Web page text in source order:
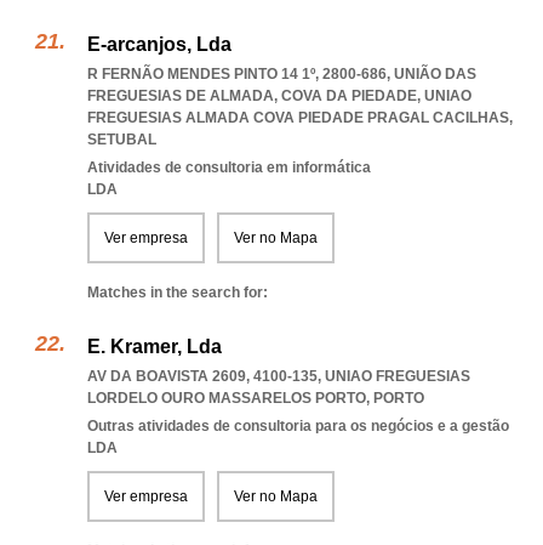
E-arcanjos, Lda
R FERNÃO MENDES PINTO 14 1º, 2800-686, UNIÃO DAS
FREGUESIAS DE ALMADA, COVA DA PIEDADE, UNIAO
FREGUESIAS ALMADA COVA PIEDADE PRAGAL CACILHAS,
SETUBAL
Atividades de consultoria em informática
LDA
Ver empresa Ver no Mapa
Matches in the search for:
E. Kramer, Lda
AV DA BOAVISTA 2609, 4100-135, UNIAO FREGUESIAS
LORDELO OURO MASSARELOS PORTO, PORTO
Outras atividades de consultoria para os negócios e a gestão
LDA
Ver empresa Ver no Mapa